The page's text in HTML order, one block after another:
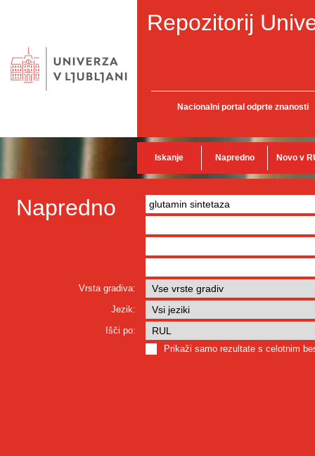
Repozitorij
Nacionalni portal odprte znanosti
Iskanje Napredno Novo v
Napredno
Vrsta gradiva:
Jezik:
Išči po:
Prikaži samo rezultate s celotnim